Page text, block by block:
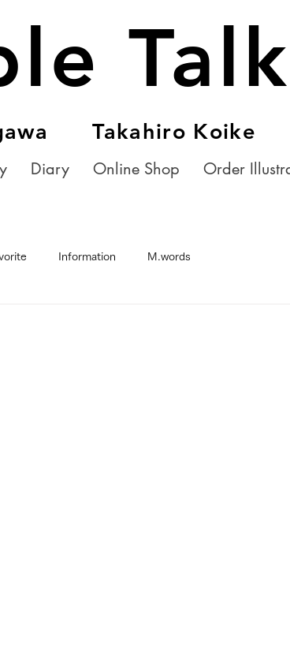
Talk
Takahiro Koike
Diary Online Shop Order
Information M.words